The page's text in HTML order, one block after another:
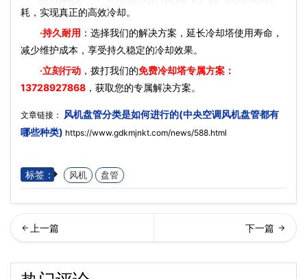
耗，实现真正的高效冷却。
·持久耐用 ：选择我们的解决方案，延长冷却塔使用寿命，
减少维护成本，享受持久稳定的冷却效果。
·立刻行动 ，拨打我们的免费冷却塔专属方案：
13728927868 ，获取您的专属解决方案。
文章链接：
风机盘管分类是如何进行的(中央空调风机盘管都有
哪些种类) https://www.gdkmjnkt.com/news/588.html
标签： 风机 盘管